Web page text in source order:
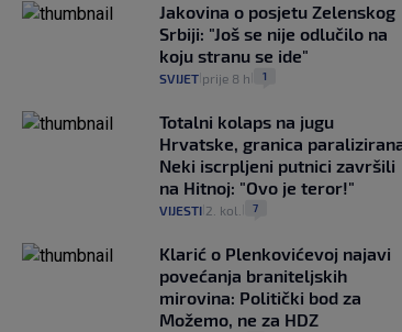
Jakovina o posjetu Zelenskog
Srbiji: "Još se nije odlučilo na
koju stranu se ide"
SVIJET| prije 8 h 1
Totalni kolaps na jugu
Hrvatske, granica
Neki iscrpljeni putnici završili
na Hitnoj: "Ovo je teror!"
VIJESTI| 2. kol. 7
Klarić o Plenkovićevoj najavi
povećanja braniteljskih
mirovina: Politički bod za
Možemo, ne za HDZ